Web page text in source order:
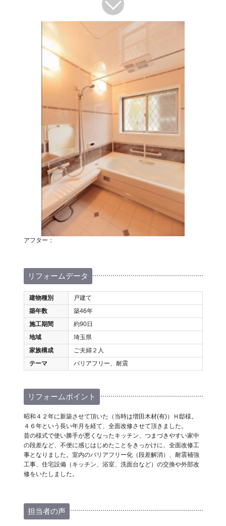
アフター：
リフォームデータ
建物種別
戸建て
築年数
築46年
施工期間
約90日
地域
埼玉県
家族構成
ご夫婦２人
テーマ
バリアフリー、耐震
リフォームポイント
昭和４２年に新築させて頂いた（当時は増田木材(有)）Ｈ邸様。
４６年という長い年月を経て、全面改修させて頂きました。
昔の様式で使い勝手が悪くなったキッチン、つまづきやすい家中
の段差など、不便に感じはじめたことをきっかけに、全面改修工
事となりました。室内のバリアフリー化（段差解消）、耐震補強
工事、住宅設備（キッチン、浴室、洗面台など）の交換や外部改
修をいたしました。
担当者の声